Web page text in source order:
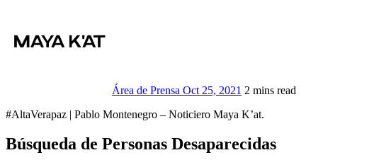
Área de Prensa Oct 25, 2021 2 mins read
#AltaVerapaz | Pablo Montenegro – Noticiero Maya K’at.
Búsqueda de Personas Desaparecidas